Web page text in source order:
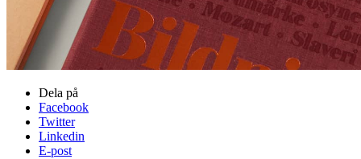
Dela på
Facebook
Twitter
Linkedin
E-post